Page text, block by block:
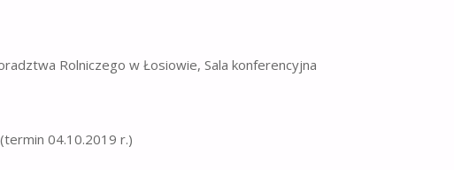
Rolniczego w Łosiowie, Sala konferencyjna
04.10.2019 r.)